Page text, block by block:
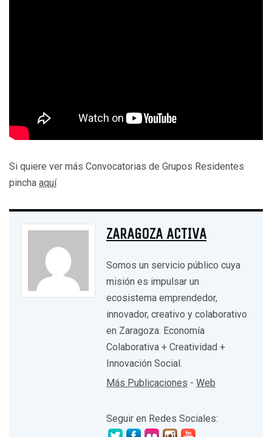
Si quiere ver más Convocatorias de Grupos Residentes
pincha aquí
ZARAGOZA ACTIVA
Somos un servicio público cuya
misión es impulsar un
ecosistema emprendedor,
innovador, creativo y colaborativo
en Zaragoza. Economía
Colaborativa + Creatividad +
Innovación Social.
Más Publicaciones - Web
Seguir en Redes Sociales: